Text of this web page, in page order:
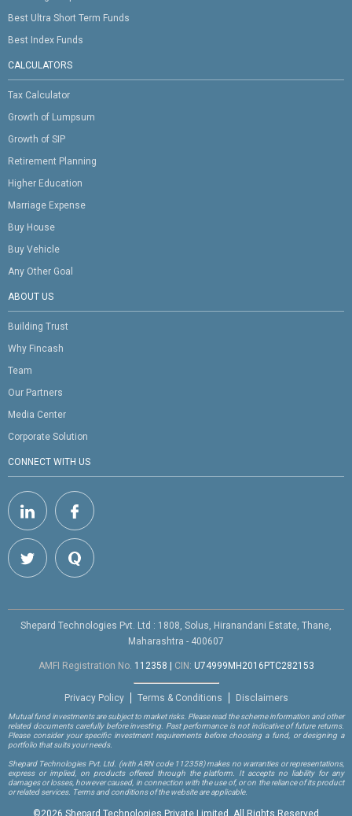
Best Ultra Short Term Funds
Best Index Funds
CALCULATORS
Tax Calculator
Growth of Lumpsum
Growth of SIP
Retirement Planning
Higher Education
Marriage Expense
Buy House
Buy Vehicle
Any Other Goal
ABOUT US
Building Trust
Why Fincash
Team
Our Partners
Media Center
Corporate Solution
CONNECT WITH US
Shepard Technologies Pvt. Ltd : 1808, Solus, Hiranandani Estate, Thane,
Maharashtra - 400607
AMFI Registration No. 112358 | CIN: U74999MH2016PTC282153
Privacy Policy Terms & Conditions Disclaimers
Mutual fund investments are subject to market risks. Please read the scheme information and other
related documents carefully before investing. Past performance is not indicative of future returns.
Please consider your specific investment requirements before choosing a fund, or designing a
portfolio that suits your needs.
Shepard Technologies Pvt. Ltd. (with ARN code 112358)makes no warranties or representations,
express or implied, on products offered through the platform. It accepts no liability for any
damages or losses, however caused, in connection with the use of, or on the reliance of its product
or related services. Terms and conditions of the website are applicable.
©2026 Shepard Technologies Private Limited. All Rights Reserved